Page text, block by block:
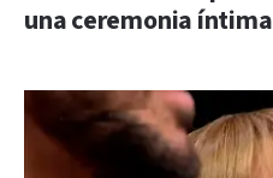
una ceremonia